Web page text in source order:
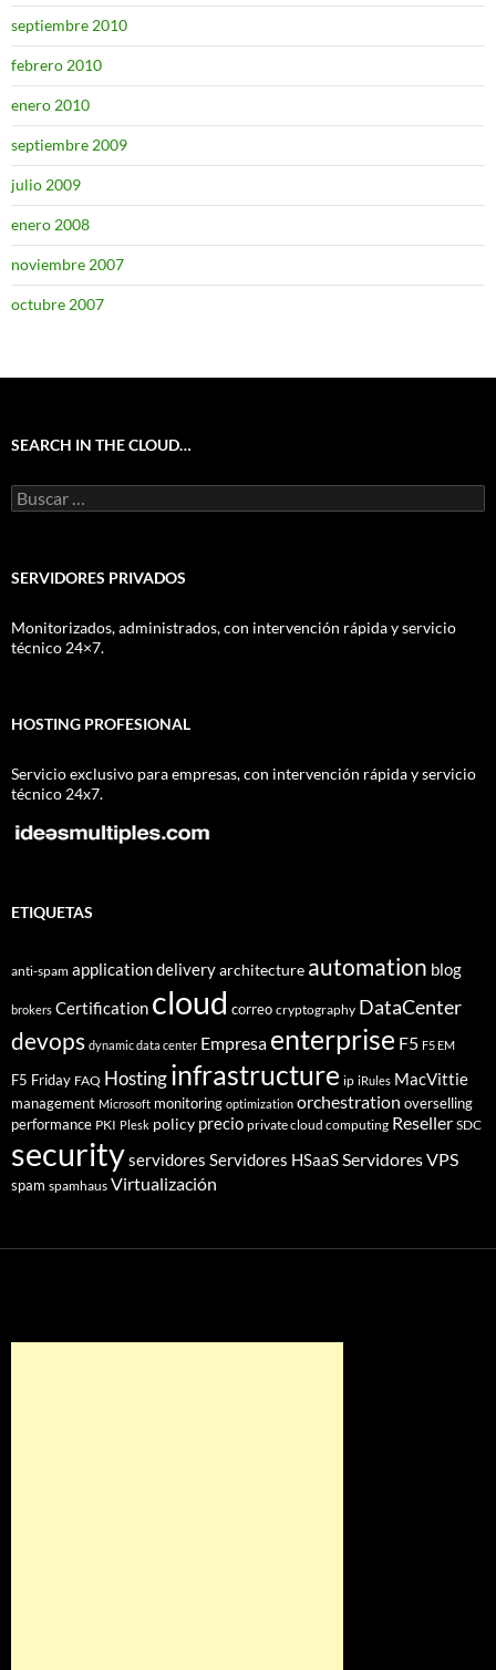
septiembre 2010
febrero 2010
enero 2010
septiembre 2009
julio 2009
enero 2008
noviembre 2007
octubre 2007
SEARCH IN THE CLOUD…
Buscar:
SERVIDORES PRIVADOS
Monitorizados, administrados, con intervención rápida y servicio
técnico 24×7.
HOSTING PROFESIONAL
Servicio exclusivo para empresas, con intervención rápida y servicio
técnico 24x7.
ETIQUETAS
anti-spam application deliveryarchitecture automation blog
brokers Certification cloud correo cryptography DataCenter
devops dynamic data center Empresa enterprise F5 F5 EM
F5 Friday FAQ Hostinginfrastructure ip iRules MacVittie
management Microsoft monitoring optimization orchestration overselling
performance PKI Plesk policy precio private cloud computing Reseller SDC
securityservidores Servidores HSaaSServidores VPS
spam spamhaus Virtualización